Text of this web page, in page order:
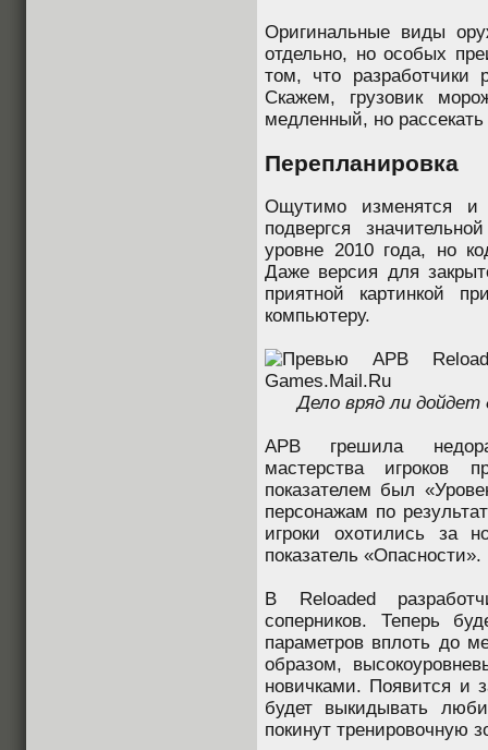
Оригинальные виды
отдельно, но особых
том, что разработчики
Скажем, грузовик
медленный, но
Перепланировка
Ощутимо изменятся и
подвергся
уровне 2010 года, но
Даже версия для
приятной картинкой
компьютеру.
Дело вряд ли дойдет
APB грешила
мастерства игроков
показателем был
персонажам по
игроки охотились за
показатель «Опасности».
В Reloaded
соперников. Теперь
параметров вплоть до
образом,
новичками. Появится и
будет выкидывать
покинут тренировочную